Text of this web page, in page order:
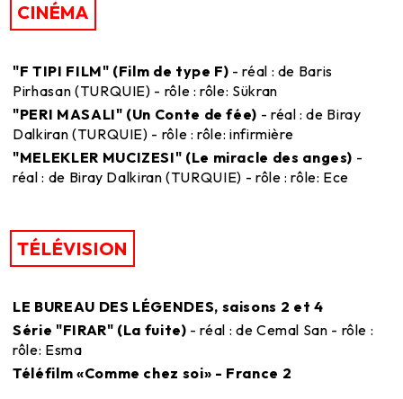
CINÉMA
"F TIPI FILM" (Film de type F) - réal : de Baris
Pirhasan (TURQUIE) - rôle : rôle: Sükran
"PERI MASALI" (Un Conte de fée) - réal : de Biray
Dalkiran (TURQUIE) - rôle : rôle: infirmière
"MELEKLER MUCIZESI" (Le miracle des anges) -
réal : de Biray Dalkiran (TURQUIE) - rôle : rôle: Ece
TÉLÉVISION
LE BUREAU DES LÉGENDES, saisons 2 et 4
Série "FIRAR" (La fuite) - réal : de Cemal San - rôle :
rôle: Esma
Téléfilm «Comme chez soi» - France 2